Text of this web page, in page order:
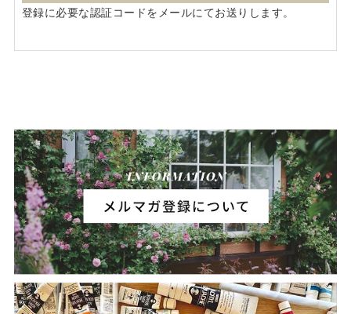
登録に必要な認証コードをメールにてお送りします。